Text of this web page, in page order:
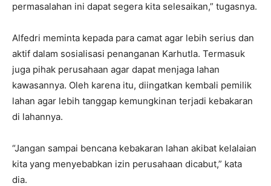
permasalahan ini dapat segera kita selesaikan,” tugasnya.
Alfedri meminta kepada para camat agar lebih serius dan
aktif dalam sosialisasi penanganan Karhutla. Termasuk
juga pihak perusahaan agar dapat menjaga lahan
kawasannya. Oleh karena itu, diingatkan kembali pemilik
lahan agar lebih tanggap kemungkinan terjadi kebakaran
di lahannya.
“Jangan sampai bencana kebakaran lahan akibat kelalaian
kita yang menyebabkan izin perusahaan dicabut,” kata
dia.